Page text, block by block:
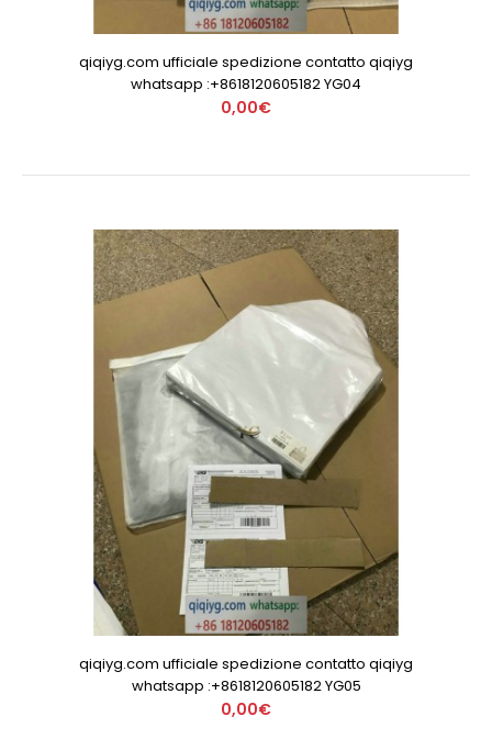
qiqiyg.com ufficiale spedizione contatto qiqiyg
whatsapp :+8618120605182 YG04
0,00€
qiqiyg.com ufficiale spedizione contatto qiqiyg
whatsapp :+8618120605182 YG05
0,00€